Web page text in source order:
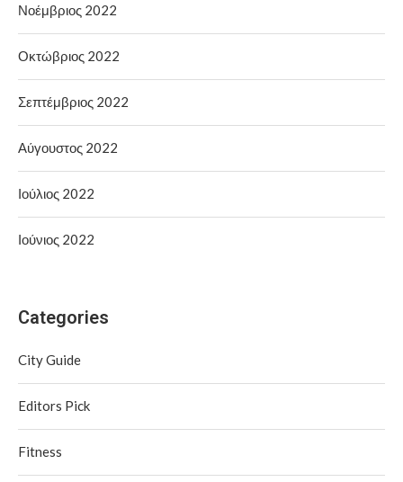
Νοέμβριος 2022
Οκτώβριος 2022
Σεπτέμβριος 2022
Αύγουστος 2022
Ιούλιος 2022
Ιούνιος 2022
Categories
City Guide
Editors Pick
Fitness